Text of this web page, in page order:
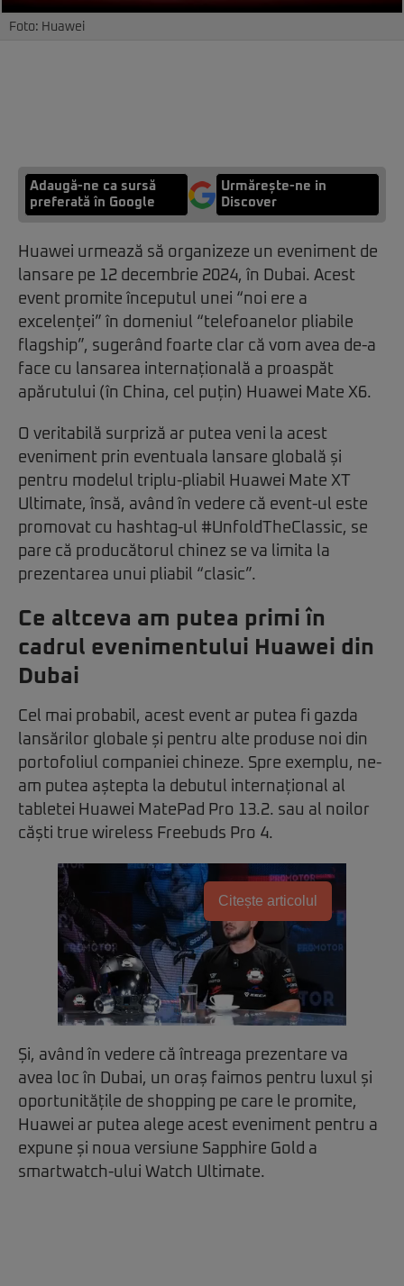
Foto: Huawei
Adaugă-ne ca sursă
preferată în Google
Urmărește-ne in
Discover
Huawei urmează să organizeze un eveniment de
lansare pe 12 decembrie 2024, în Dubai. Acest
event promite începutul unei “noi ere a
excelenței” în domeniul “telefoanelor pliabile
flagship”, sugerând foarte clar că vom avea de-a
face cu lansarea internațională a proaspăt
apărutului (în China, cel puțin) Huawei Mate X6.
O veritabilă surpriză ar putea veni la acest
eveniment prin eventuala lansare globală și
pentru modelul triplu-pliabil Huawei Mate XT
Ultimate, însă, având în vedere că event-ul este
promovat cu hashtag-ul #UnfoldTheClassic, se
pare că producătorul chinez se va limita la
prezentarea unui pliabil “clasic”.
Ce altceva am putea primi în
cadrul evenimentului Huawei din
Dubai
Cel mai probabil, acest event ar putea fi gazda
lansărilor globale și pentru alte produse noi din
portofoliul companiei chineze. Spre exemplu, ne-
am putea aștepta la debutul internațional al
tabletei Huawei MatePad Pro 13.2. sau al noilor
căști true wireless Freebuds Pro 4.
Citește articolul
Și, având în vedere că întreaga prezentare va
avea loc în Dubai, un oraș faimos pentru luxul și
oportunitățile de shopping pe care le promite,
Huawei ar putea alege acest eveniment pentru a
expune și noua versiune Sapphire Gold a
smartwatch-ului Watch Ultimate.